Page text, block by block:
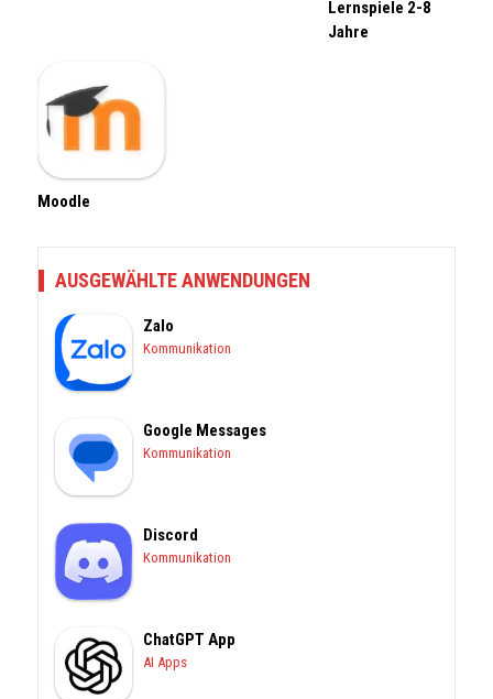
Lernspiele 2-8
Jahre
Moodle
AUSGEWÄHLTE ANWENDUNGEN
Zalo
Kommunikation
Google Messages
Kommunikation
Discord
Kommunikation
ChatGPT App
AI Apps